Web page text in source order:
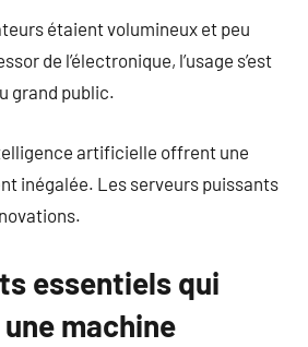
étaient volumineux et peu
de l’électronique, l’usage s’est
grand public.
artificielle offrent une
inégalée. Les serveurs puissants
essentiels qui
machine